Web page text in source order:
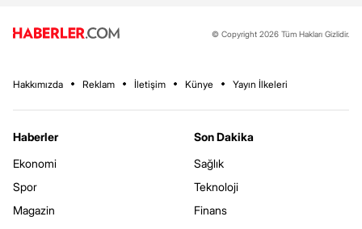
© Copyright 2026 Tüm Hakları Gizlidir.
Hakkımızda Reklam İletişim Künye Yayın İlkeleri
Haberler
Ekonomi
Spor
Magazin
Son Dakika
Sağlık
Teknoloji
Finans